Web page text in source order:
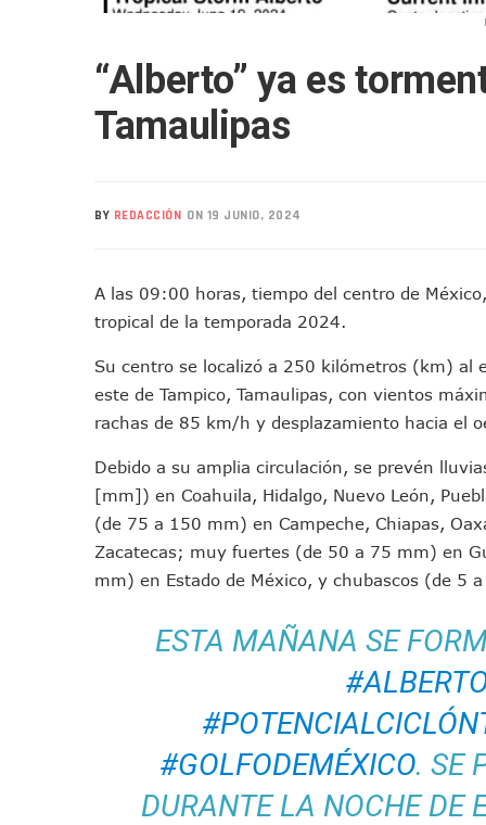
Semana Lluviosa Para
Partido Verde Conforma
Centro De Autismo Es Un
En PV Encabezan
Pancho López; En La Mira
Citan A Siete Integrantes
En Abril 2027 Terminarán
Puerto Vallarta Fortalece
Accidente En Un RZR,
Este Viernes, Lemus
Nidos De Lluvia Busca
Morena Cierra Filas Por La
Hallazgo De Yareli
Regresa A Puerto Vallarta
Ra Aguilar Acompaña A
Oleaje Y Riesgo Por
“Kato” Supera El Abandono
México Necesitaba 600 Mil
“Alberto” ya es
Tamaulipas
BY REDACCIÓN ON 19 JUNIO, 2024
A las 09:00 horas, tiempo del centro de
tropical de la temporada 2024.
Su centro se localizó a 250 kilómetros (km) al
este de Tampico, Tamaulipas, con vientos
rachas de 85 km/h y desplazamiento hacia el
Debido a su amplia circulación, se prevén
[mm]) en Coahuila, Hidalgo, Nuevo León,
(de 75 a 150 mm) en Campeche, Chiapas,
Zacatecas; muy fuertes (de 50 a 75 mm) en
mm) en Estado de México, y chubascos (de 5
ESTA MAÑANA SE
#GOLFODEMÉXICO. SE
DURANTE LA NOCHE DE